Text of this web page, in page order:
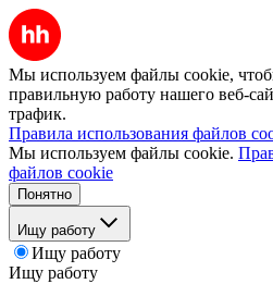
Мы используем файлы cookie,
правильную работу нашего веб-
трафик.
Правила использования файлов
Мы используем файлы cookie.
файлов cookie
Понятно
Ищу работу
Ищу работу
Ищу работу